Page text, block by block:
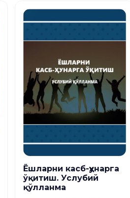
Ёшларни касб-ҳунарга
ўқитиш. Услубий
қўлланма